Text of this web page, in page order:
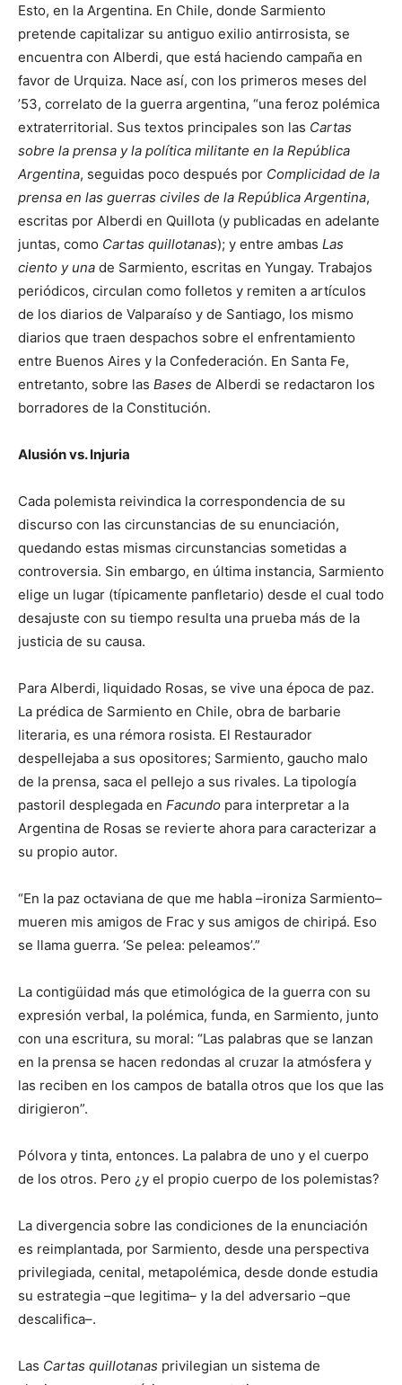
Esto, en la Argentina. En Chile, donde Sarmiento
pretende capitalizar su antiguo exilio antirrosista, se
encuentra con Alberdi, que está haciendo campaña en
favor de Urquiza. Nace así, con los primeros meses del
’53, correlato de la guerra argentina, “una feroz polémica
extraterritorial. Sus textos principales son las Cartas
sobre la prensa y la política militante en la República
Argentina, seguidas poco después por Complicidad de la
prensa en las guerras civiles de la República Argentina,
escritas por Alberdi en Quillota (y publicadas en adelante
juntas, como Cartas quillotanas); y entre ambas Las
ciento y una de Sarmiento, escritas en Yungay. Trabajos
periódicos, circulan como folletos y remiten a artículos
de los diarios de Valparaíso y de Santiago, los mismo
diarios que traen despachos sobre el enfrentamiento
entre Buenos Aires y la Confederación. En Santa Fe,
entretanto, sobre las Bases de Alberdi se redactaron los
borradores de la Constitución.
Alusión vs. Injuria
Cada polemista reivindica la correspondencia de su
discurso con las circunstancias de su enunciación,
quedando estas mismas circunstancias sometidas a
controversia. Sin embargo, en última instancia, Sarmiento
elige un lugar (típicamente panfletario) desde el cual todo
desajuste con su tiempo resulta una prueba más de la
justicia de su causa.
Para Alberdi, liquidado Rosas, se vive una época de paz.
La prédica de Sarmiento en Chile, obra de barbarie
literaria, es una rémora rosista. El Restaurador
despellejaba a sus opositores; Sarmiento, gaucho malo
de la prensa, saca el pellejo a sus rivales. La tipología
pastoril desplegada en Facundo para interpretar a la
Argentina de Rosas se revierte ahora para caracterizar a
su propio autor.
“En la paz octaviana de que me habla –ironiza Sarmiento–
mueren mis amigos de Frac y sus amigos de chiripá. Eso
se llama guerra. ‘Se pelea: peleamos’.”
La contigüidad más que etimológica de la guerra con su
expresión verbal, la polémica, funda, en Sarmiento, junto
con una escritura, su moral: “Las palabras que se lanzan
en la prensa se hacen redondas al cruzar la atmósfera y
las reciben en los campos de batalla otros que los que las
dirigieron”.
Pólvora y tinta, entonces. La palabra de uno y el cuerpo
de los otros. Pero ¿y el propio cuerpo de los polemistas?
La divergencia sobre las condiciones de la enunciación
es reimplantada, por Sarmiento, desde una perspectiva
privilegiada, cenital, metapolémica, desde donde estudia
su estrategia –que legitima– y la del adversario –que
descalifica–.
Las Cartas quillotanas privilegian un sistema de